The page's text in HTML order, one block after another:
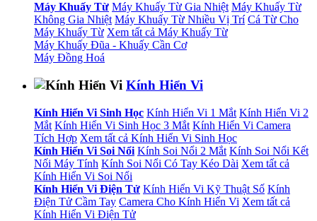
Máy Khuấy Từ Máy Khuấy Từ Gia Nhiệt Máy Khuấy Từ
Không Gia Nhiệt Máy Khuấy Từ Nhiều Vị Trí Cá Từ Cho
Máy Khuấy Từ Xem tất cả Máy Khuấy Từ
Máy Khuấy Đũa - Khuấy Cần Cơ
Máy Đồng Hoá
Kính Hiển Vi
Kính Hiển Vi Sinh Học Kính Hiển Vi 1 Mắt Kính Hiển Vi 2
Mắt Kính Hiển Vi Sinh Học 3 Mắt Kính Hiển Vi Camera
Tích Hợp Xem tất cả Kính Hiển Vi Sinh Học
Kính Hiển Vi Soi Nổi Kính Soi Nổi 2 Mắt Kính Soi Nổi Kết
Nối Máy Tính Kính Soi Nổi Có Tay Kéo Dài Xem tất cả
Kính Hiển Vi Soi Nổi
Kính Hiển Vi Điện Tử Kính Hiển Vi Kỹ Thuật Số Kính
Điện Tử Cầm Tay Camera Cho Kính Hiển Vi Xem tất cả
Kính Hiển Vi Điện Tử